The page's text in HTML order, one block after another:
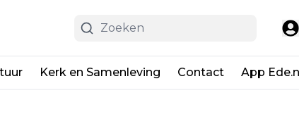
Kerk en Samenleving Contact App